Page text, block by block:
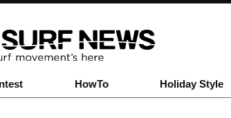
HowTo Holiday Style